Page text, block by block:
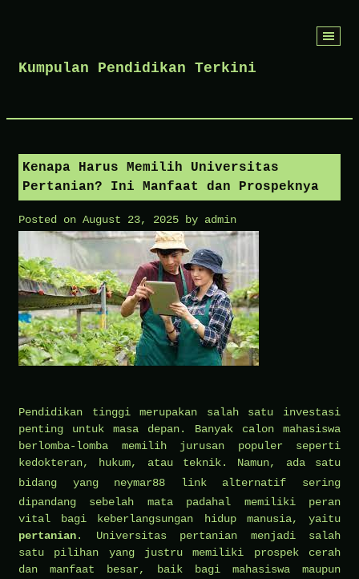
Kumpulan Pendidikan Terkini
Kenapa Harus Memilih Universitas
Pertanian? Ini Manfaat dan Prospeknya
Posted on August 23, 2025 by admin
Pendidikan tinggi merupakan salah satu investasi
penting untuk masa depan. Banyak calon mahasiswa
berlomba-lomba memilih jurusan populer seperti
kedokteran, hukum, atau teknik. Namun, ada satu
bidang yang neymar88 link alternatif sering
dipandang sebelah mata padahal memiliki peran
vital bagi keberlangsungan hidup manusia, yaitu
pertanian. Universitas pertanian menjadi salah
satu pilihan yang justru memiliki prospek cerah
dan manfaat besar, baik bagi mahasiswa maupun